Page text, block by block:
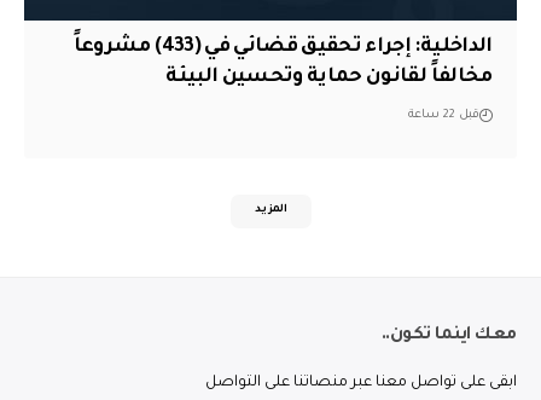
الداخلية: إجراء تحقيق قضائي في (433) مشروعاً
مخالفاً لقانون حماية وتحسين البيئة
قبل 22 ساعة
المزيد
معك اينما تكون..
ابقى على تواصل معنا عبر منصاتنا على التواصل